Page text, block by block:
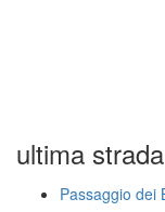
ultima strada
Passaggio dei